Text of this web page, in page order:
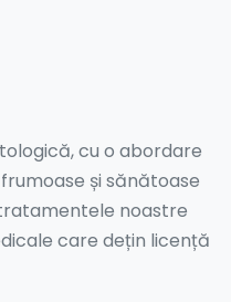
cu o abordare
și sănătoase
noastre
care dețin licență